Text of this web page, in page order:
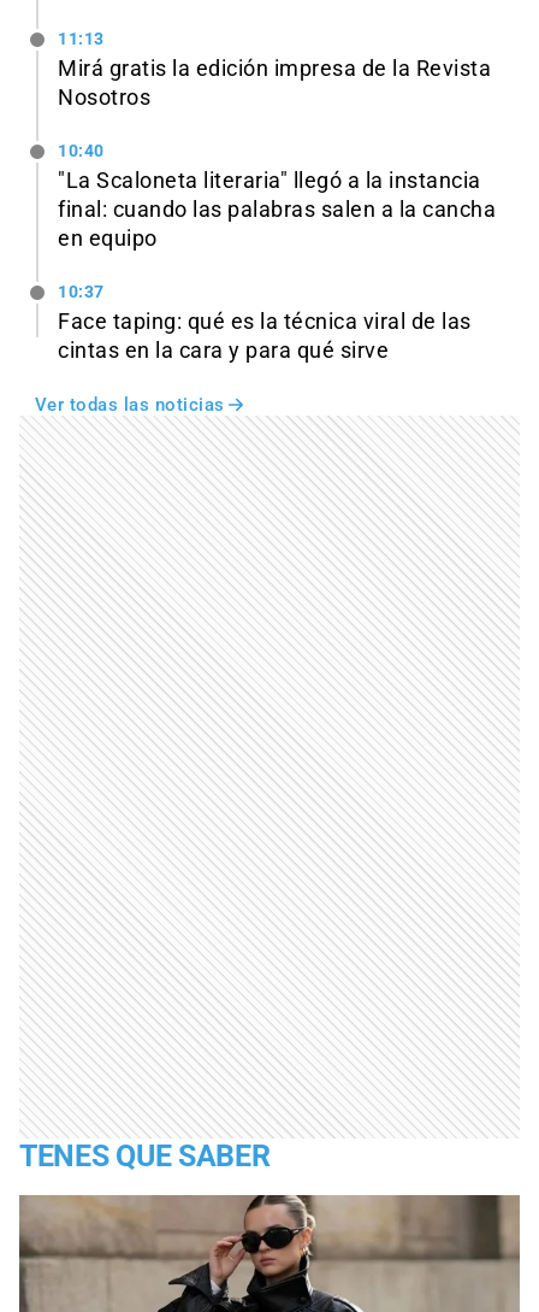
11:13
Mirá gratis la edición impresa de la Revista
Nosotros
10:40
"La Scaloneta literaria" llegó a la instancia
final: cuando las palabras salen a la cancha
en equipo
10:37
Face taping: qué es la técnica viral de las
cintas en la cara y para qué sirve
Ver todas las noticias
TENES QUE SABER